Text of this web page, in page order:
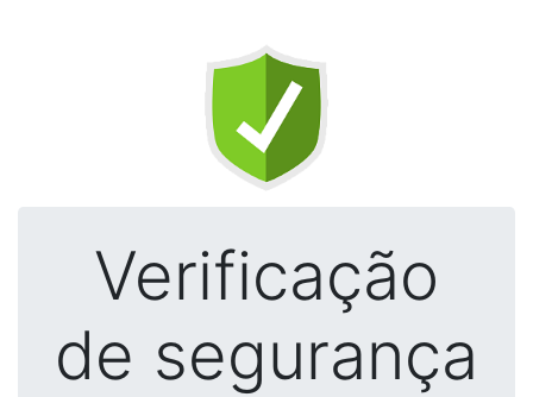
Verificação
de segurança